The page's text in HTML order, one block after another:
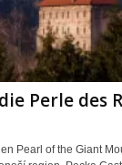
Perle des
Pearl of the Giant